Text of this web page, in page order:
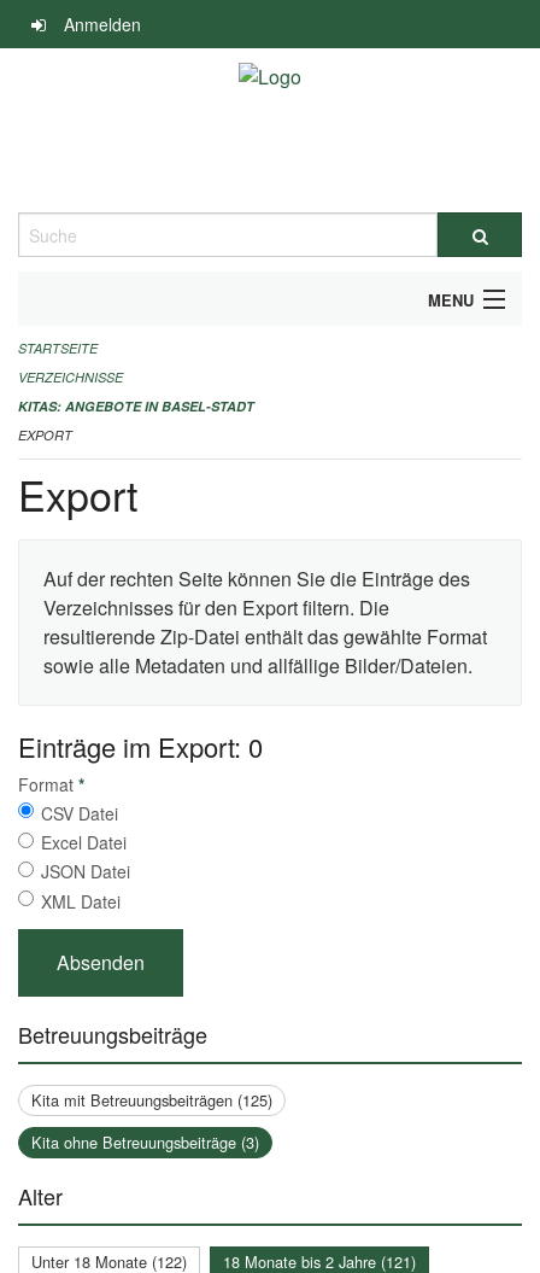
Navigation
überspringen
Anmelden
Suche
MENU
ALLGEMEINE INFORMATIONEN
IMPRESSUM
STARTSEITE
VERZEICHNISSE
KITAS: ANGEBOTE IN BASEL-STADT
EXPORT
Export
Auf der rechten Seite können Sie die Einträge des
Verzeichnisses für den Export filtern. Die
resultierende Zip-Datei enthält das gewählte Format
sowie alle Metadaten und allfällige Bilder/Dateien.
Einträge im Export: 0
Format *
CSV Datei
Excel Datei
JSON Datei
XML Datei
Betreuungsbeiträge
Kita mit Betreuungsbeiträgen (125)
Kita ohne Betreuungsbeiträge (3)
Alter
Unter 18 Monate (122)
18 Monate bis 2 Jahre (121)